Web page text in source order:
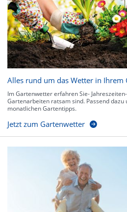
Alles rund um das Wetter in Ihrem
Im Gartenwetter erfahren Sie-
Gartenarbeiten ratsam sind. Passend
monatlichen Gartentipps.
Jetzt zum Gartenwetter